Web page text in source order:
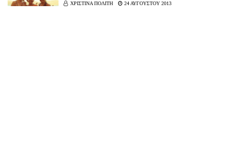
ΧΡΙΣΤΙΝΑ ΠΟΛΙΤΗ 24 ΑΥΓΟΥΣΤΟΥ 2013